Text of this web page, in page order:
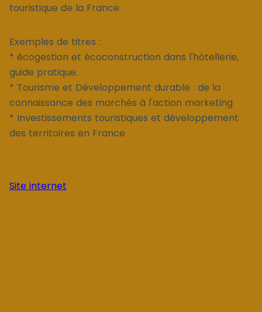
touristique de la France.
Exemples de titres :
* écogestion et écoconstruction dans l'hôtellerie,
guide pratique.
* Tourisme et Développement durable : de la
connaissance des marchés à l'action marketing
* Investissements touristiques et développement
des territoires en France
Site internet